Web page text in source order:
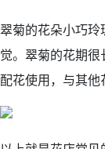
翠菊的花朵小巧玲
觉。翠菊的花期
配花使用，与其他